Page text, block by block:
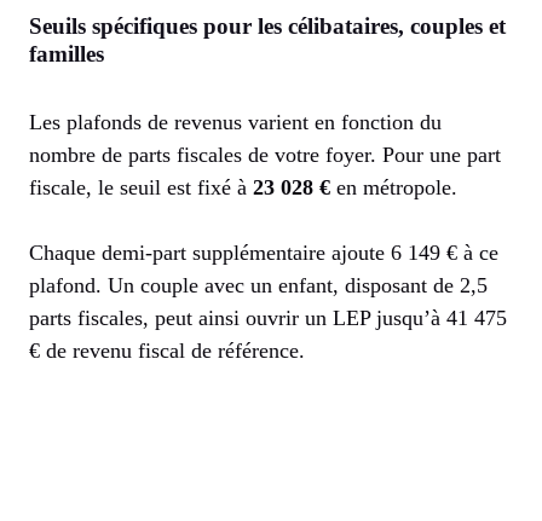
Seuils spécifiques pour les célibataires, couples et
familles
Les plafonds de revenus varient en fonction du
nombre de parts fiscales de votre foyer. Pour une part
fiscale, le seuil est fixé à 23 028 € en métropole.
Chaque demi-part supplémentaire ajoute 6 149 € à ce
plafond. Un couple avec un enfant, disposant de 2,5
parts fiscales, peut ainsi ouvrir un LEP jusqu’à 41 475
€ de revenu fiscal de référence.